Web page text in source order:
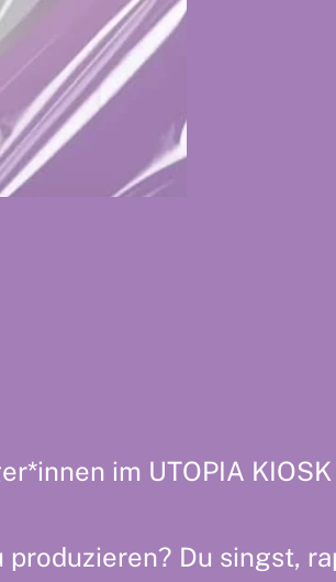
im UTOPIA KIOSK
Du singst,